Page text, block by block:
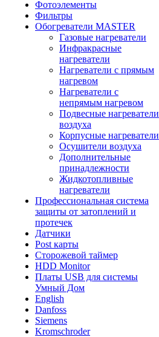
Фотоэлементы
Фильтры
Обогреватели MASTER
Газовые нагреватели
Инфракрасные
нагреватели
Нагреватели с прямым
нагревом
Нагреватели с
непрямым нагревом
Подвесные нагреватели
воздуха
Корпусные нагреватели
Осушители воздуха
Дополнительные
принадлежности
Жидкотопливные
нагреватели
Профессиональная система
защиты от затоплений и
протечек
Датчики
Post карты
Сторожевой таймер
HDD Monitor
Платы USB для системы
Умный Дом
English
Danfoss
Siemens
Kromschroder